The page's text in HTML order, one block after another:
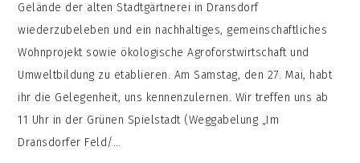
Gelände der alten Stadtgärtnerei in Dransdorf
wiederzubeleben und ein nachhaltiges, gemeinschaftliches
Wohnprojekt sowie ökologische Agroforstwirtschaft und
Umweltbildung zu etablieren. Am Samstag, den 27. Mai, habt
ihr die Gelegenheit, uns kennenzulernen. Wir treffen uns ab
11 Uhr in der Grünen Spielstadt (Weggabelung „Im
Dransdorfer Feld/…